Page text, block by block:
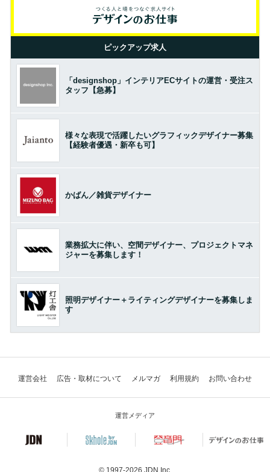
ピックアップ求人
「designshop」インテリアECサイトの運営・受注ス
タッフ【急募】
様々な表現で活躍したいグラフィックデザイナー募集
【経験者優遇・新卒も可】
かばん／雑貨デザイナー
業務拡大に伴い、空間デザイナー、プロジェクトマネ
ジャーを募集します！
照明デザイナー＋ライティングデザイナーを募集しま
す
運営会社 広告・取材について メルマガ 利用規約 お問い合わせ
運営メディア
© 1997-2026 JDN Inc.